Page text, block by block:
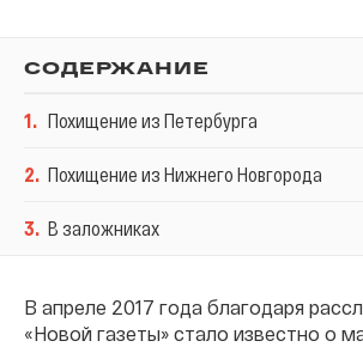
СОДЕРЖАНИЕ
1. Похищение из Петербурга
2. Похищение из Нижнего Новгорода
3. В заложниках
В апреле 2017 года благодаря
«Новой газеты» стало известно о